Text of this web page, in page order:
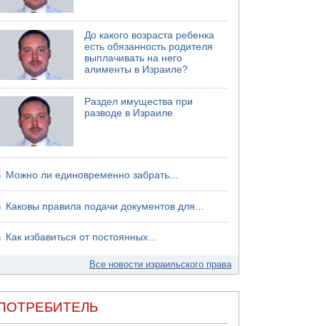
До какого возраста ребенка
есть обязанность родителя
выплачивать на него
алименты в Израиле?
Раздел имущества при
разводе в Израиле
Можно ли единовременно забрать...
Каковы правила подачи документов для...
Как избавиться от постоянных...
Все новости израильского права